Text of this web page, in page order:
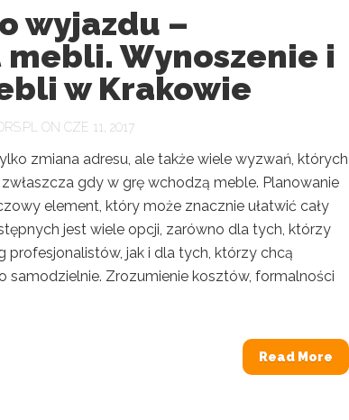
wyjazdu –
Wynoszenie i
w Krakowie
ON CZE 11, 2017
zmiana adresu, ale także wiele wyzwań, których
gdy w grę wchodzą meble. Planowanie
element, który może znacznie ułatwić cały
jest wiele opcji, zarówno dla tych, którzy
profesjonalistów, jak i dla tych, którzy chcą
samodzielnie. Zrozumienie kosztów, formalności
Read More